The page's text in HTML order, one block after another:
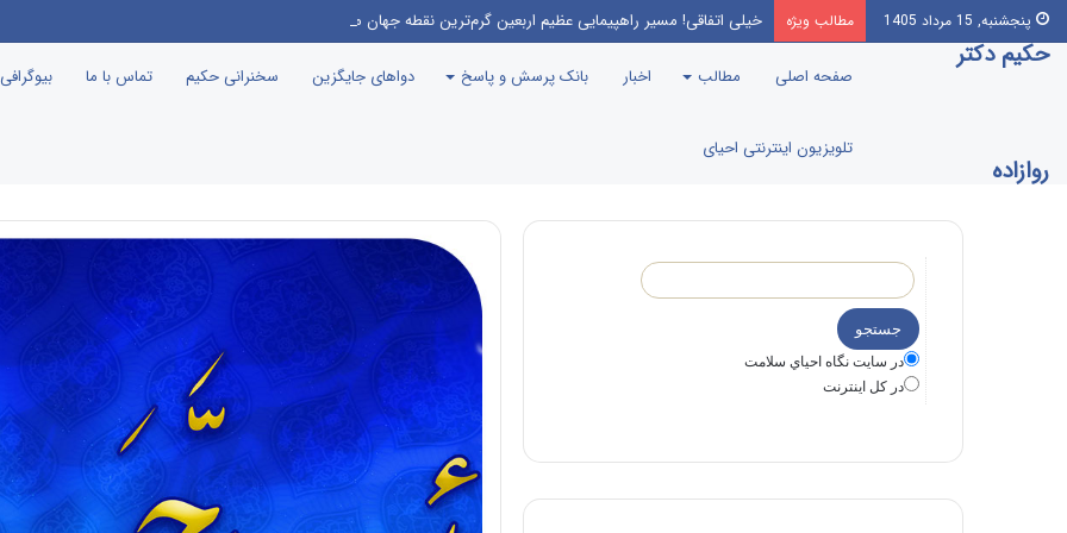
پنجشنبه, 15 مرداد 1405 مطالب ویژه خیلی اتفاقی! مسیر راهپیمایی عظیم اربعین گرم‌ترین نقطه جهان معرفی می‌شود!
حکیم دکتر
روازاده
صفحه اصلی مطالب اخبار بانک پرسش و پاسخ دواهای جایگزین سخنرانی حکیم تماس با ما
تلویزیون اینترنتی احیای
در سايت نگاه احياي سلامت
در كل اينترنت